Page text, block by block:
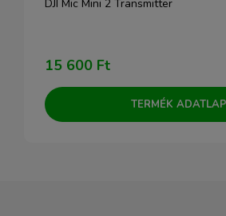
DJI Mic Mini 2 Transmitter
15 600 Ft
TERMÉK ADATLAP